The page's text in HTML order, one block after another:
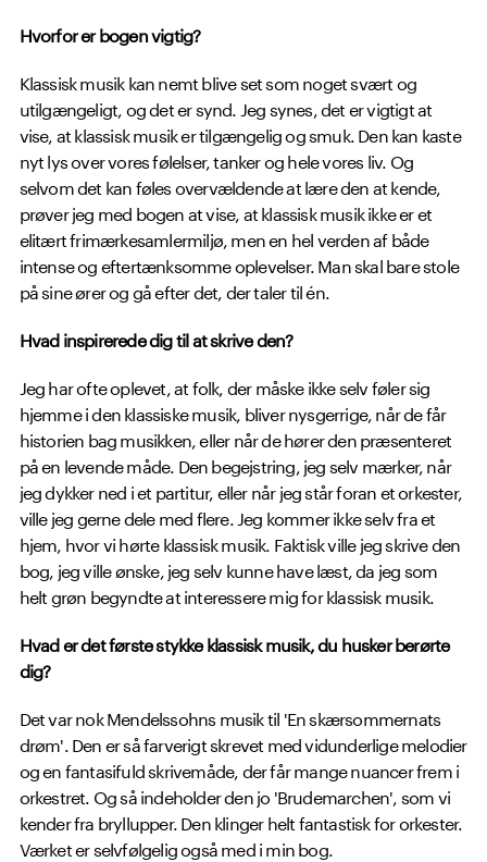
Hvorfor er bogen vigtig?
Klassisk musik kan nemt blive set som noget svært og
utilgængeligt, og det er synd. Jeg synes, det er vigtigt at
vise, at klassisk musik er tilgængelig og smuk. Den kan kaste
nyt lys over vores følelser, tanker og hele vores liv. Og
selvom det kan føles overvældende at lære den at kende,
prøver jeg med bogen at vise, at klassisk musik ikke er et
elitært frimærkesamlermiljø, men en hel verden af både
intense og eftertænksomme oplevelser. Man skal bare stole
på sine ører og gå efter det, der taler til én.
Hvad inspirerede dig til at skrive den?
Jeg har ofte oplevet, at folk, der måske ikke selv føler sig
hjemme i den klassiske musik, bliver nysgerrige, når de får
historien bag musikken, eller når de hører den præsenteret
på en levende måde. Den begejstring, jeg selv mærker, når
jeg dykker ned i et partitur, eller når jeg står foran et orkester,
ville jeg gerne dele med flere. Jeg kommer ikke selv fra et
hjem, hvor vi hørte klassisk musik. Faktisk ville jeg skrive den
bog, jeg ville ønske, jeg selv kunne have læst, da jeg som
helt grøn begyndte at interessere mig for klassisk musik.
Hvad er det første stykke klassisk musik, du husker berørte
dig?
Det var nok Mendelssohns musik til 'En skærsommernats
drøm'. Den er så farverigt skrevet med vidunderlige melodier
og en fantasifuld skrivemåde, der får mange nuancer frem i
orkestret. Og så indeholder den jo 'Brudemarchen', som vi
kender fra bryllupper. Den klinger helt fantastisk for orkester.
Værket er selvfølgelig også med i min bog.